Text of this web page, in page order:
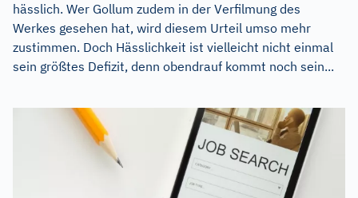
hässlich. Wer Gollum zudem in der Verfilmung des
Werkes gesehen hat, wird diesem Urteil umso mehr
zustimmen. Doch Hässlichkeit ist vielleicht nicht einmal
sein größtes Defizit, denn obendrauf kommt noch sein...